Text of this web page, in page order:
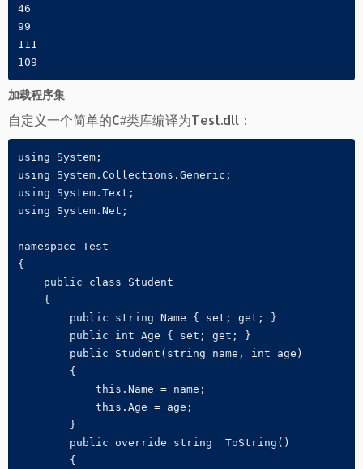
46
99
111
109
加载程序集
自定义一个简单的C#类库编译为Test.dll：
using System;
using System.Collections.Generic;
using System.Text;
using System.Net;
namespace Test
{
    public class Student
    {
        public string Name { set; get; }
        public int Age { set; get; }
        public Student(string name, int age)
        {
            this.Name = name;
            this.Age = age;
        }
        public override string  ToString()
        {